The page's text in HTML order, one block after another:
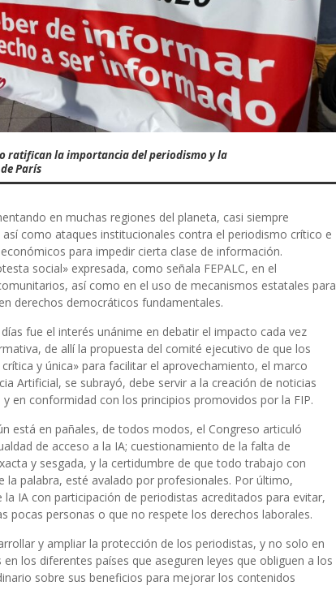
ratifican la importancia del periodismo y la
París
en muchas regiones del planeta, casi siempre
como ataques institucionales contra el periodismo crítico e
para impedir cierta clase de información.
social» expresada, como señala FEPALC, en el
así como en el uso de mecanismos estatales para
derechos democráticos fundamentales.
fue el interés unánime en debatir el impacto cada vez
de allí la propuesta del comité ejecutivo de que los
y única» para facilitar el aprovechamiento, el marco
Artificial, se subrayó, debe servir a la creación de noticias
en conformidad con los principios promovidos por la FIP.
está en pañales, de todos modos, el Congreso articuló
de acceso a la IA; cuestionamiento de la falta de
y sesgada, y la certidumbre de que todo trabajo con
palabra, esté avalado por profesionales. Por último,
IA con participación de periodistas acreditados para evitar,
pocas personas o que no respete los derechos laborales.
y ampliar la protección de los periodistas, y no solo en
los diferentes países que aseguren leyes que obliguen a los
sobre sus beneficios para mejorar los contenidos